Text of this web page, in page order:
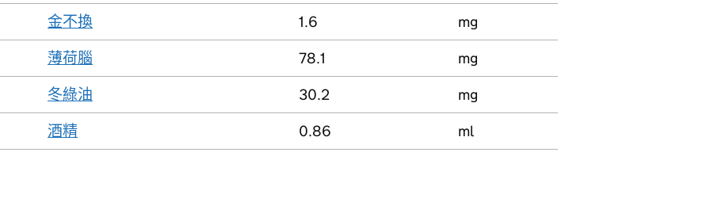
金不換 1.6
mg
薄荷腦
78.1
mg
冬綠油
30.2
mg
酒精
0.86 ml